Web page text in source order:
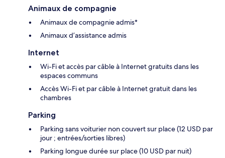
Animaux de compagnie
Animaux de compagnie admis*
Animaux d’assistance admis
Internet
Wi-Fi et accès par câble à Internet gratuits dans les
espaces communs
Accès Wi-Fi et par câble à Internet gratuit dans les
chambres
Parking
Parking sans voiturier non couvert sur place (12 USD par
jour ; entrées/sorties libres)
Parking longue durée sur place (10 USD par nuit)